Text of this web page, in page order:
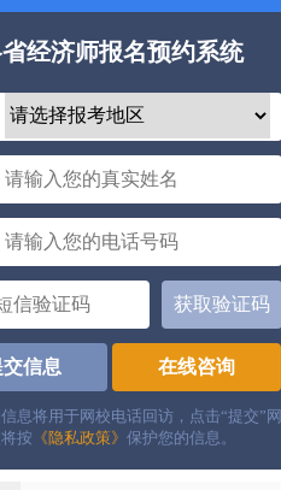
经济师报名预约系统
获取验证码
信息 在线咨询
息将用于网校电话回访，点击“提交”网
按 《隐私政策》 保护您的信息。